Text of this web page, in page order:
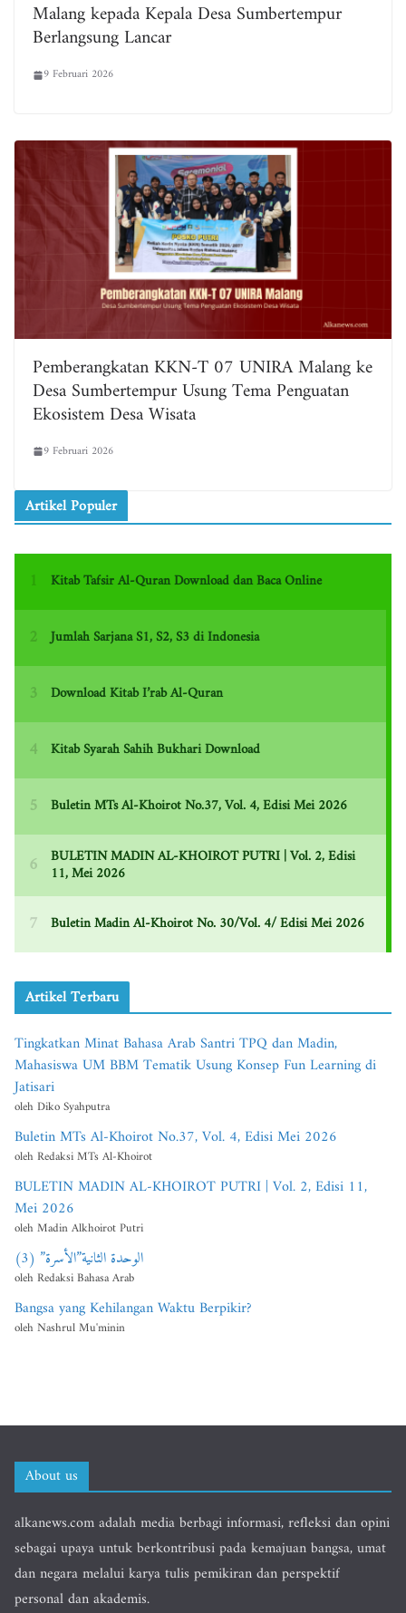
Malang kepada Kepala Desa Sumbertempur
Berlangsung Lancar
9 Februari 2026
Pemberangkatan KKN-T 07 UNIRA Malang ke
Desa Sumbertempur Usung Tema Penguatan
Ekosistem Desa Wisata
9 Februari 2026
Artikel Populer
Artikel Terbaru
Tingkatkan Minat Bahasa Arab Santri TPQ dan Madin,
Mahasiswa UM BBM Tematik Usung Konsep Fun Learning di
Jatisari
oleh Diko Syahputra
Buletin MTs Al-Khoirot No.37, Vol. 4, Edisi Mei 2026
oleh Redaksi MTs Al-Khoirot
BULETIN MADIN AL-KHOIROT PUTRI | Vol. 2, Edisi 11,
Mei 2026
oleh Madin Alkhoirot Putri
الوحدة الثانية”الأسرة” (3)
oleh Redaksi Bahasa Arab
Bangsa yang Kehilangan Waktu Berpikir?
oleh Nashrul Mu'minin
About us
alkanews.com adalah media berbagi informasi, refleksi dan opini
sebagai upaya untuk berkontribusi pada kemajuan bangsa, umat
dan negara melalui karya tulis pemikiran dan perspektif
personal dan akademis.